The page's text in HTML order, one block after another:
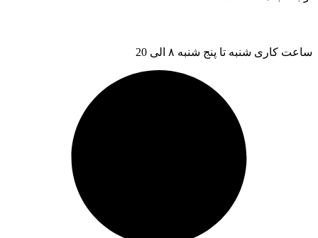
ساعت کاری شنبه تا پنج شنبه ۸ الی 20